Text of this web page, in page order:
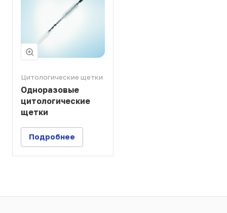
Цитологические щетки
Одноразовые
цитологические
щетки
Подробнее